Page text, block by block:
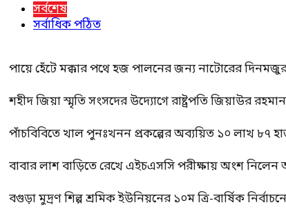
সর্বশেষ
সর্বাধিক পঠিত
পায়ে হেঁটে মক্কার পথে হজ পালনের জন্য নাটোরের
শহীদ জিয়া স্মৃতি সংসদের উদ্যোগে রাষ্ট্রপতি জিয়াউর
পাঁচবিবিতে খাল পুনঃখনন প্রকল্পের অব্যয়িত ১০ লাখ ৮৭
বাবার লাশ বাড়িতে রেখে এইচএসসি পরীক্ষায় অংশ
বগুড়া মুদ্রণ শিল্প শ্রমিক ইউনিয়নের ১০ম ত্রি-বার্ষিক